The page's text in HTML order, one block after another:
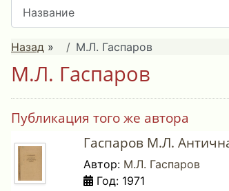
Назад » М.Л. Гаспаров
М.Л. Гаспаров
Публикация того же автора
Гаспаров М.Л.
Автор: М.Л. Гаспаров
Год: 1971